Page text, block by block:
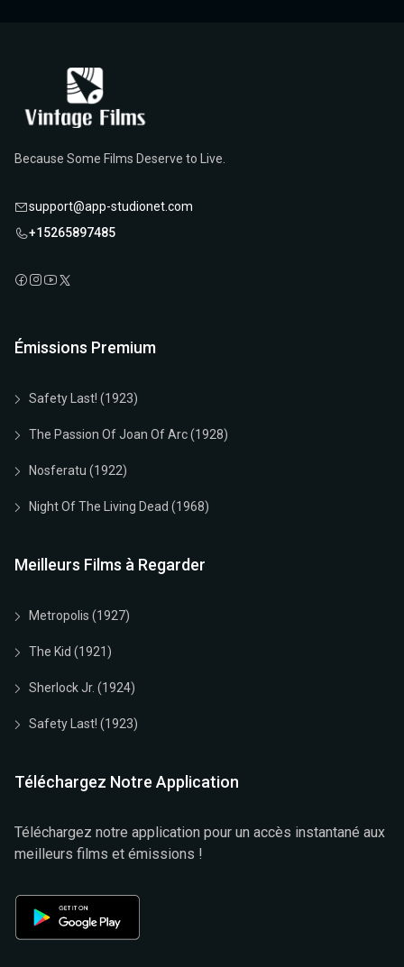
Because Some Films Deserve to Live.
support@app-studionet.com
+15265897485
Émissions Premium
Safety Last! (1923)
The Passion Of Joan Of Arc (1928)
Nosferatu (1922)
Night Of The Living Dead (1968)
Meilleurs Films à Regarder
Metropolis (1927)
The Kid (1921)
Sherlock Jr. (1924)
Safety Last! (1923)
Téléchargez Notre Application
Téléchargez notre application pour un accès instantané aux
meilleurs films et émissions !